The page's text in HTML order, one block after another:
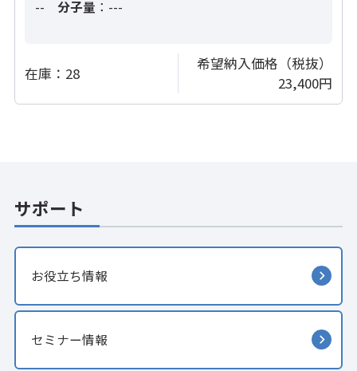
-- 分子量 ：---
在庫： 28
希望納入価格（税抜）
23,400円
サポート
お役立ち情報
セミナー情報